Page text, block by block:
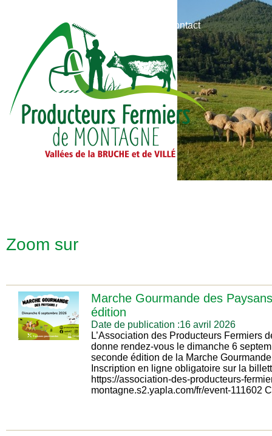
Contact
Zoom sur
Marche Gourmande des
édition
Date de publication :16 avril 2026
L’Association des Producteurs Fermiers
donne rendez-vous le dimanche 6
seconde édition de la Marche
Inscription en ligne obligatoire sur la
https://association-des-producteurs-
montagne.s2.yapla.com/fr/event-111602